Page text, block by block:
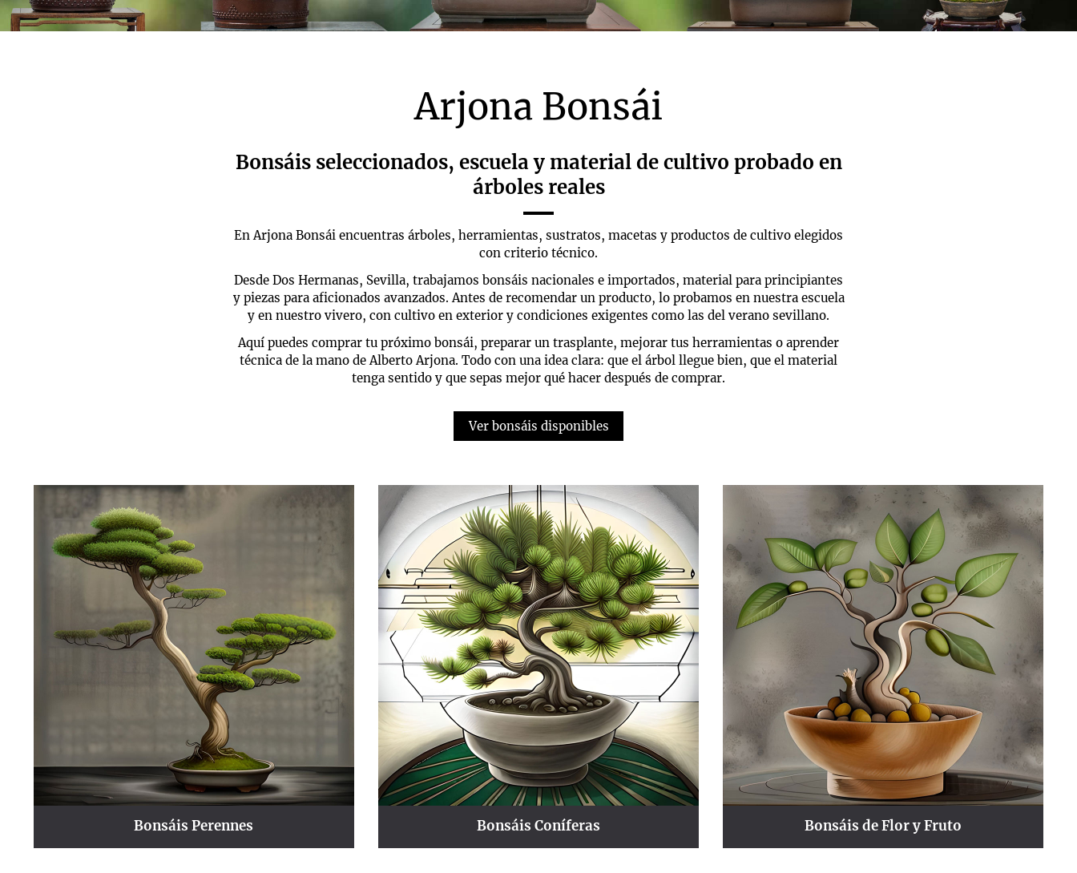
Arjona Bonsái
Bonsáis seleccionados, escuela y material de cultivo probado en
árboles reales
En Arjona Bonsái encuentras árboles, herramientas, sustratos, macetas y productos de cultivo elegidos
con criterio técnico.
Desde Dos Hermanas, Sevilla, trabajamos bonsáis nacionales e importados, material para principiantes
y piezas para aficionados avanzados. Antes de recomendar un producto, lo probamos en nuestra escuela
y en nuestro vivero, con cultivo en exterior y condiciones exigentes como las del verano sevillano.
Aquí puedes comprar tu próximo bonsái, preparar un trasplante, mejorar tus herramientas o aprender
técnica de la mano de Alberto Arjona. Todo con una idea clara: que el árbol llegue bien, que el material
tenga sentido y que sepas mejor qué hacer después de comprar.
Ver bonsáis disponibles
Bonsáis Perennes Bonsáis Coníferas Bonsáis de Flor y Fruto